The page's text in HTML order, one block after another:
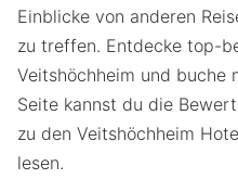
Einblicke von anderen
zu treffen. Entdecke top-
Veitshöchheim und buche
Seite kannst du die
zu den Veitshöchheim
lesen.